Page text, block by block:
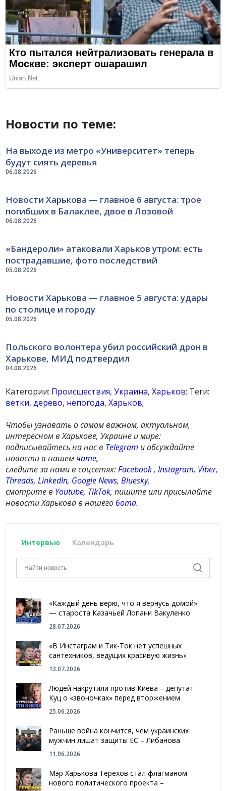
Новости по теме:
06.08.2026
На выходе из метро «Университет» теперь
будут сиять деревья
06.08.2026
Новости Харькова — главное 6 августа: трое
погибших в Балаклее, двое в Лозовой
05.08.2026
«Бандероли» атаковали Харьков утром: есть
пострадавшие, фото последствий
05.08.2026
Новости Харькова — главное 5 августа: удары
по столице и городу
04.08.2026
Польского волонтера убил российский дрон в
Харькове, МИД подтвердил
Категории: Происшествия,Украина,Харьков; Теги:
ветки,дерево, непогода,Харьков;
Чтобы узнавать о самом важном, актуальном,
интересном в Харькове, Украине и мире:
подписывайтесь на нас в Telegram и обсуждайте
новости в нашем чате,
следите за нами в соцсетях:Facebook,Instagram, Viber,
Threads,LinkedIn, Google News,Bluesky,
смотрите в Youtube, TikTok, пишите или присылайте
новости Харькова в нашегобота.
Интервью Календарь
«Каждый день верю, что я вернусь домой»
— староста Казачьей Лопани Вакуленко
28.07.2026
«В Инстаграм и Тик-Ток нет успешных
сантехников, ведущих красивую жизнь»
13.07.2026
Людей накрутили против Киева – депутат
Куц о «звоночках» перед вторжением
25.06.2026
Раньше война кончится, чем украинских
мужчин лишат защиты ЕС – Либанова
11.06.2026
Мэр Харькова Терехов стал флагманом
нового политического проекта –